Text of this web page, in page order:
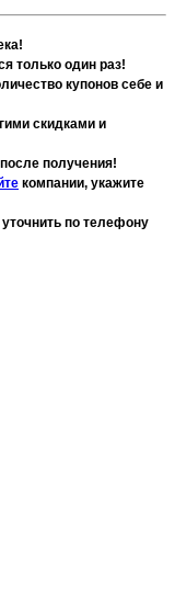
только один раз!
купонов себе и
скидками и
получения!
компании, укажите
по телефону